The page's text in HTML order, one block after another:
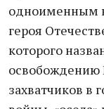
одноименным
героя
которого
освобождению
захватчиков в